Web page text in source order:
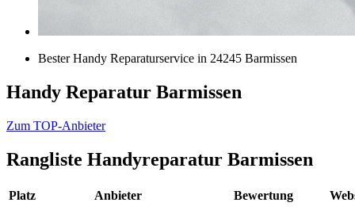
Bester Handy Reparaturservice in 24245 Barmissen
Handy Reparatur Barmissen
Zum TOP-Anbieter
Rangliste Handyreparatur Barmissen
Platz Anbieter Bewertung